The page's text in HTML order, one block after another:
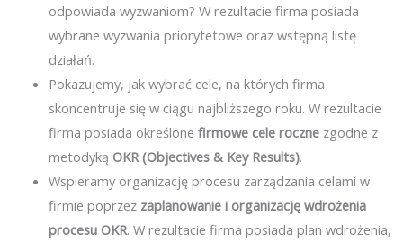
odpowiada wyzwaniom? W rezultacie firma posiada
wybrane wyzwania priorytetowe oraz wstępną listę
działań.
Pokazujemy, jak wybrać cele, na których firma
skoncentruje się w ciągu najbliższego roku. W rezultacie
firma posiada określone firmowe cele rocznezgodne z
metodyką OKR (Objectives & Key Results).
Wspieramy organizację procesu zarządzania celami w
firmie poprzez zaplanowanie i organizację wdrożenia
procesu OKR. W rezultacie firma posiada plan wdrożenia,